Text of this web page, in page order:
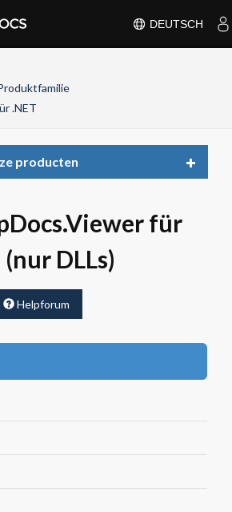
DEUTSCH
.NET
producten
Toggle
für
DLLs)
Helpforum